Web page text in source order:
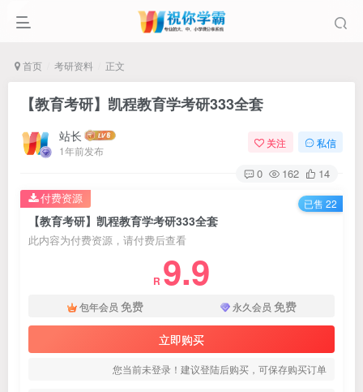
首页 考研资料 正文
【教育考研】凯程教育学考研333全套
站长
1年前发布
关注 私信
0 162 14
【教育考研】凯程教育学考研333全套
此内容为付费资源，请付费后查看
R 9.9
包年会员 免费 永久会员 免费
立即购买
您当前未登录！建议登陆后购买，可保存购买订单
付费资源 已售 22